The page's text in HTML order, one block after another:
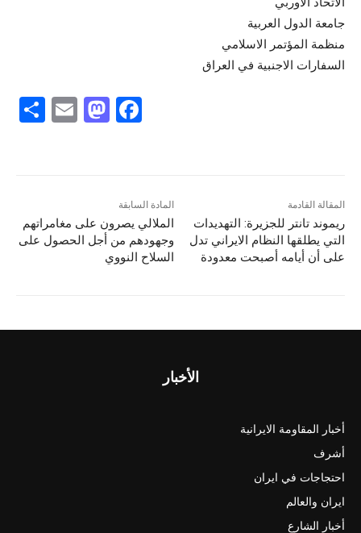
جامعة الدول العربية
منظمة المؤتمر الاسلامي
السفارات الاجنبية في العراق
F
o
M
o
E
المادة السابقة
الملالي يصرون على مغامراتهم
وجهودهم من أجل الحصول على
السلاح النووي
المقالة القادمة
ريموند تانتر للجزيرة: التهديدات
التي يطلقها النظام الايراني تدل
على أن أيامه أصبحت معدودة
الأخبار
أخبار المقاومة الايرانية
أشرف
احتجاجات في ايران
ايران والعالم
أخبار الشارع